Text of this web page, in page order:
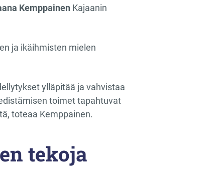
Kemppainen Kajaanin
ja ikäihmisten mielen
ylläpitää ja vahvistaa
toimet tapahtuvat
toteaa Kemppainen.
tekoja